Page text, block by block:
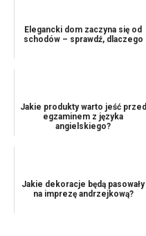
Elegancki dom zaczyna się od
schodów – sprawdź, dlaczego
Jakie produkty warto jeść przed
egzaminem z języka
angielskiego?
Jakie dekoracje będą pasowały
na imprezę andrzejkową?